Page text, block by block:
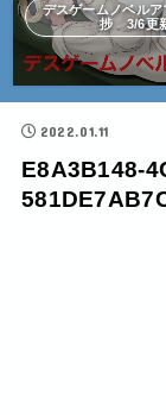
デスゲームノベル
捗 3/6更
2022.01.11
E8A3B148-